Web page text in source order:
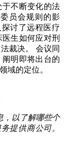
不断变化的法
员会规则的影
讨了远程医疗
生如何应对刑
裁决。 会议同
明即将出台的
域的定位。
，以了解哪些个
提供商公司。